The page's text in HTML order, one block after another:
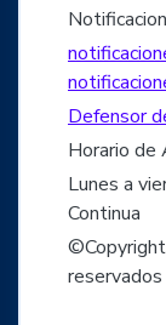
Defensor
Horario de
Lunes a
Continua